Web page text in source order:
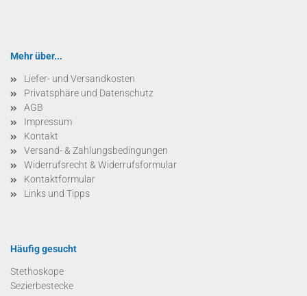
Mehr über...
Liefer- und Versandkosten
Privatsphäre und Datenschutz
AGB
Impressum
Kontakt
Versand- & Zahlungsbedingungen
Widerrufsrecht & Widerrufsformular
Kontaktformular
Links und Tipps
Häufig gesucht
Stethoskope
Sezierbestecke